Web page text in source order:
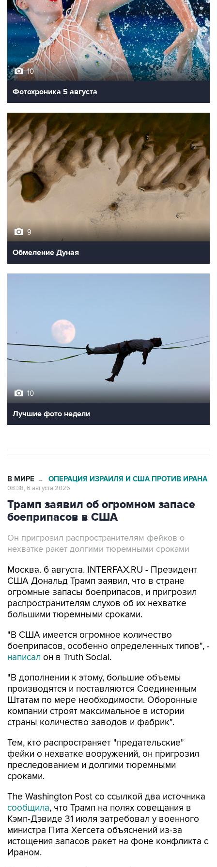
10
Фотохроника 5 августа
9
Обмеление Дуная
10
Лучшие фото недели
В МИРЕ → ОПЕРАЦИЯ ИЗРАИЛЯ И США ПРОТИВ ИРАНА
08:38, 6 августа 2026
Трамп заявил об огромном запасе
боеприпасов в США
Он пригрозил распространителям фейков о
нехватке ракет долгими тюремными сроками
Москва. 6 августа. INTERFAX.RU - Президент
США Дональд Трамп заявил, что в стране
огромные запасы боеприпасов, и пригрозил
распространителям слухов об их нехватке
большими тюремными сроками.
"В США имеется огромное количество
боеприпасов, особенно определенных типов", -
написал он в Truth Social.
"В дополнении к этому, большие объемы
производятся и поставляются Соединенным
Штатам по мере необходимости. Оборонные
компании строят максимальное в истории
страны количество заводов и фабрик".
Тем, кто распространяет "предательские"
фейки о нехватке вооружений, он пригрозил
преследованием и долгими тюремными
сроками.
The Washington Post со ссылкой два источника
сообщила, что Трамп на полях совещания в
Кэмп-Дэвиде 31 июля затребовал у военного
министра Пита Хегсета объяснений из-за
истощения запасов ракет на фоне конфликта с
Ираном.